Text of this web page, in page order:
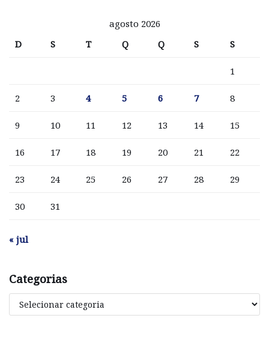
agosto 2026
D
S T Q Q S S
1
2 3 4 5 6 7 8
9 10 11 12 13 14 15
16 17 18 19 20 21 22
23 24 25 26 27 28 29
30 31
« jul
Categorias